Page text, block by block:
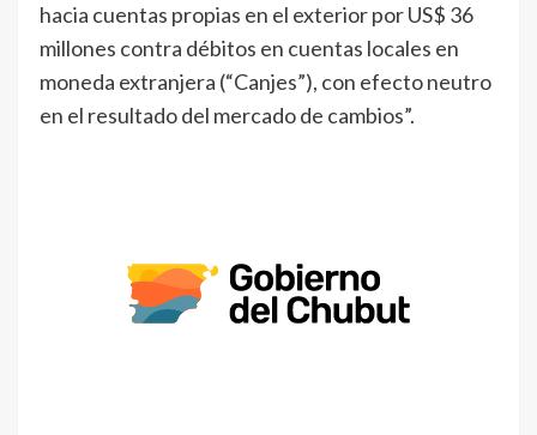
hacia cuentas propias en el exterior por US$ 36
millones contra débitos en cuentas locales en
moneda extranjera (“Canjes”), con efecto neutro
en el resultado del mercado de cambios”.